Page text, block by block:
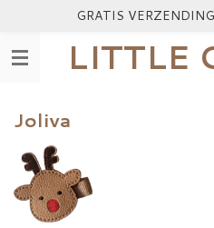
naar
LITTLE
GRATIS
Joliva